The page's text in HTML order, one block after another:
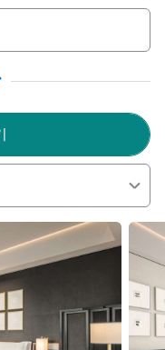
세부